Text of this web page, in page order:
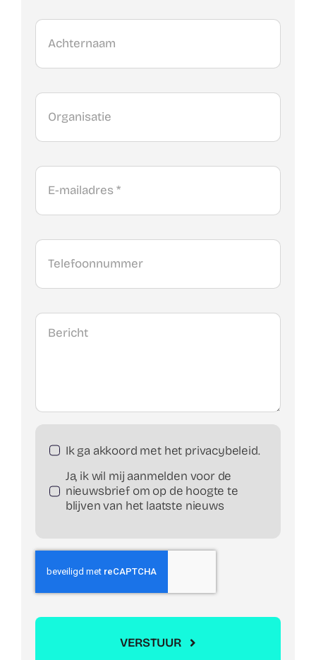
Ik ga akkoord met het privacybeleid.
Ja, ik wil mij aanmelden voor de
nieuwsbrief om op de hoogte te
blijven van het laatste nieuws
VERSTUUR